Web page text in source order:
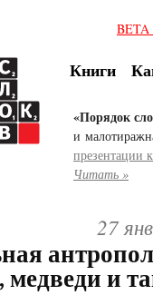
BETA
Книги
«Порядок
и
презентации
Читать »
27
и